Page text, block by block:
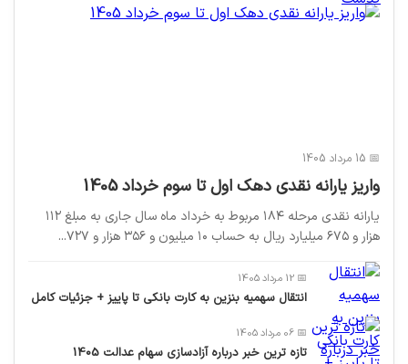
📅 15 مرداد 1405
واریز یارانه نقدی دهک اول تا سوم خرداد 1405
یارانه نقدی مرحله ۱۸۴ مربوط به خرداد ماه سال جاری به مبلغ ۱۱۲
هزار و ۶۷۵ میلیارد ریال به حساب ۱۰ میلیون و ۳۵۶ هزار و ۷۲۷...
📅 12 مرداد 1405
انتقال سهمیه بنزین به کارت بانکی تا پاییز + جزئیات کامل
📅 06 مرداد 1405
تازه ترین خبر درباره آزادسازی سهام عدالت 1405